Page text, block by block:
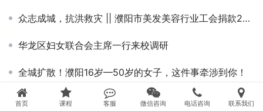
众志成城，抗洪救灾 || 濮阳市美发美容行业工会捐款22977元
华龙区妇女联合会主席一行来校调研
全城扩散！濮阳16岁—50岁的女子，这件事牵涉到你！
学员赴韩国学习归来感想
首页 课程 客服 微信咨询 电话咨询 联系我们